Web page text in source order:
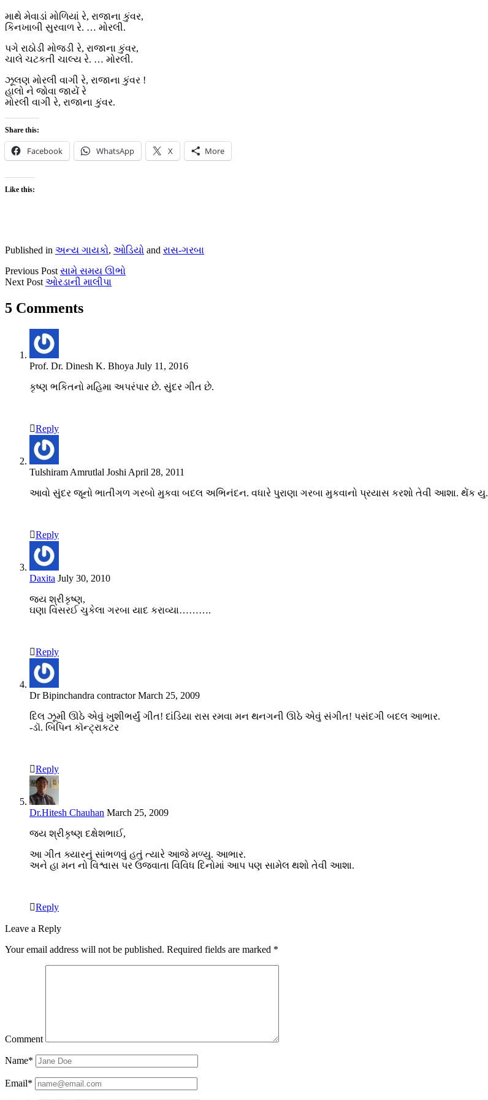
માથે મેવાડાં મોળિયાં રે, રાજાના કુંવર,
કિનખાબી સુરવાળ રે. … મોરલી.
પગે રાઠોડી મોજડી રે, રાજાના કુંવર,
ચાલે ચટકતી ચાલ્ય રે. … મોરલી.
ઝૂલણ મોરલી વાગી રે, રાજાના કુંવર !
હાલો ને જોવા જાયેં રે
મોરલી વાગી રે, રાજાના કુંવર.
Share this:
Facebook WhatsApp X More
Like this:
Published in અન્ય ગાયકો, ઓડિયો and રાસ-ગરબા
Previous Post સામે સમય ઊભો
Next Post ઓરડાની માલીપા
5 Comments
Prof. Dr. Dinesh K. Bhoya July 11, 2016
કૃષ્ણ ભકિતનો મહિમા અપરંપાર છે. સુંદર ગીત છે.
Reply
Tulshiram Amrutlal Joshi April 28, 2011
આવો સુંદર જૂનો ભાતીગળ ગરબો મુકવા બદલ અભિનંદન. વધારે પુરાણા ગરબા મુકવાનો પ્રયાસ કરશો તેવી આશા. થેંક યુ.
Reply
Daxita July 30, 2010
જય શ્રીકૃષ્ણ,
ઘણા વિસરઈ ચુકેલા ગરબા યાદ કરાવ્યા……….
Reply
Dr Bipinchandra contractor March 25, 2009
દિલ ઝૂમી ઊઠે એવું ખુશીભર્યું ગીત! દાંડિયા રાસ રમવા મન થનગની ઊઠે એવું સંગીત! પસંદગી બદલ આભાર.
-ડૉ. બિપિન કૉન્ટ્રાકટર
Reply
Dr.Hitesh Chauhan March 25, 2009
જય શ્રીકૃષ્ણ દક્ષેશભાઈ,
આ ગીત ક્યારનું સાંભળવું હતું ત્યારે આજે મળ્યુ. આભાર.
અને હા મન નો વિશ્વાસ પર ઉજવાતા વિવિધ દિનોમાં આપ પણ સામેલ થશો તેવી આશા.
Reply
Leave a Reply
Your email address will not be published. Required fields are marked *
Comment
Name*
Email*